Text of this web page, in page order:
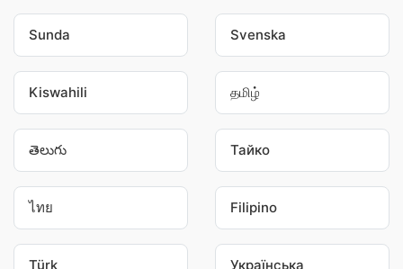
Sunda Svenska
Kiswahili தமிழ்
తెలుగు Тайко
ไทย Filipino
Türk Українська